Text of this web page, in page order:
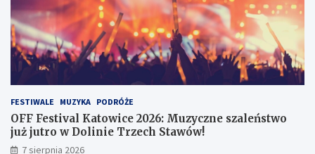
f
a
ł
s
z
y
w
e
i
n
f
a
l
e
ń
s
w
o
j
u
ż
FESTIWALE MUZYKA PODRÓŻE
OFF Festival Katowice 2026: Muzyczne szaleństwo
już jutro w Dolinie Trzech Stawów!
7 sierpnia 2026